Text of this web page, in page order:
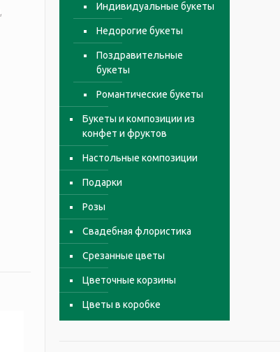
,
Индивидуальные букеты
Недорогие букеты
Поздравительные
букеты
Романтические букеты
Букеты и композиции из
конфет и фруктов
Настольные композиции
Подарки
Розы
Свадебная флористика
Срезанные цветы
Цветочные корзины
Цветы в коробке